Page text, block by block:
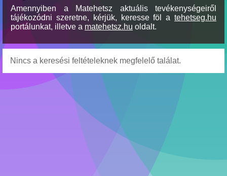
Amennyiben a Matehetsz aktuális tevékenységeiről
tájékozódni szeretne, kérjük, keresse föl a tehetseg.hu
portálunkat, illetve a matehetsz.hu oldalt.
Nincs a keresési feltételeknek megfelelő találat.